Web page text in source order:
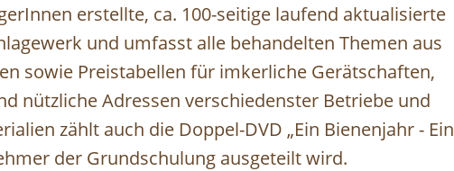
erstellte, ca. 100-seitige laufend aktualisierte
und umfasst alle behandelten Themen aus
sowie Preistabellen für imkerliche Gerätschaften,
nützliche Adressen verschiedenster Betriebe und
zählt auch die Doppel-DVD „Ein Bienenjahr - Ein
der Grundschulung ausgeteilt wird.